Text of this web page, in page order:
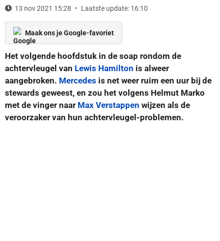
13 nov 2021 15:28 Laatste update: 16:10
Maak ons je Google-favoriet
Het volgende hoofdstuk in de soap rondom de
achtervleugel van Lewis Hamilton is alweer
aangebroken. Mercedes is net weer ruim een uur bij de
stewards geweest, en zou het volgens Helmut Marko
met de vinger naar Max Verstappen wijzen als de
veroorzaker van hun achtervleugel-problemen.